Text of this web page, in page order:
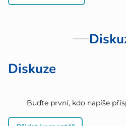
Diskuze
Buďte první, kdo napíše